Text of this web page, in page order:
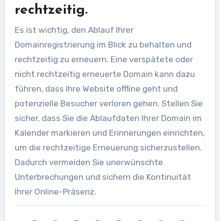
rechtzeitig.
Es ist wichtig, den Ablauf Ihrer
Domainregistrierung im Blick zu behalten und
rechtzeitig zu erneuern. Eine verspätete oder
nicht rechtzeitig erneuerte Domain kann dazu
führen, dass Ihre Website offline geht und
potenzielle Besucher verloren gehen. Stellen Sie
sicher, dass Sie die Ablaufdaten Ihrer Domain im
Kalender markieren und Erinnerungen einrichten,
um die rechtzeitige Erneuerung sicherzustellen.
Dadurch vermeiden Sie unerwünschte
Unterbrechungen und sichern die Kontinuität
Ihrer Online-Präsenz.